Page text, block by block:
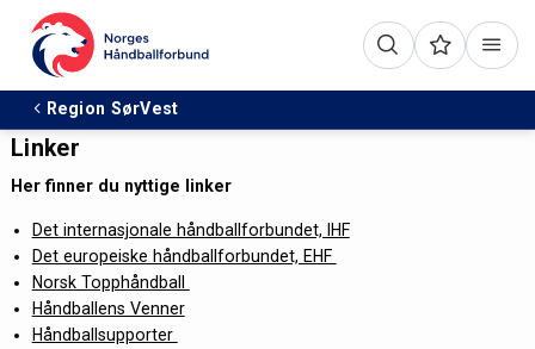
Region SørVest
Linker
Her finner du nyttige linker
Det internasjonale håndballforbundet, IHF
Det europeiske håndballforbundet, EHF
Norsk Topphåndball
Håndballens Venner
Håndballsupporter